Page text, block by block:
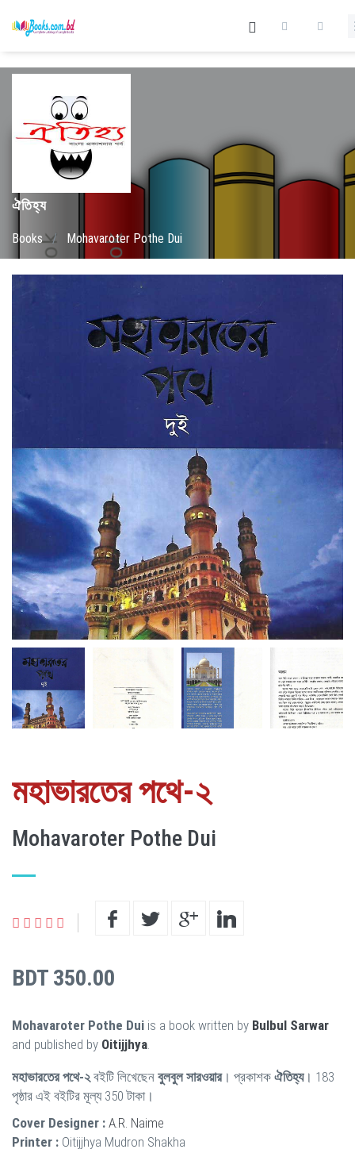
ঐতিহ্য
Books / Mohavaroter Pothe Dui
মহাভারতের পথে-২
Mohavaroter Pothe Dui
BDT 350.00
Mohavaroter Pothe Dui is a book written by Bulbul Sarwar
and published by Oitijjhya
মহাভারতের পথে-২ বইটি লিখেছেন বুলবুল সারওয়ার। প্রকাশক ঐতিহ্য। 183
পৃষ্ঠার এই বইটির মূল্য 350 টাকা।
Cover Designer : A.R. Naime
Printer : Oitijjhya Mudron Shakha